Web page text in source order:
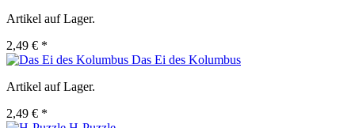
Artikel auf Lager.
2,49 € *
Das Ei des Kolumbus
Artikel auf Lager.
2,49 € *